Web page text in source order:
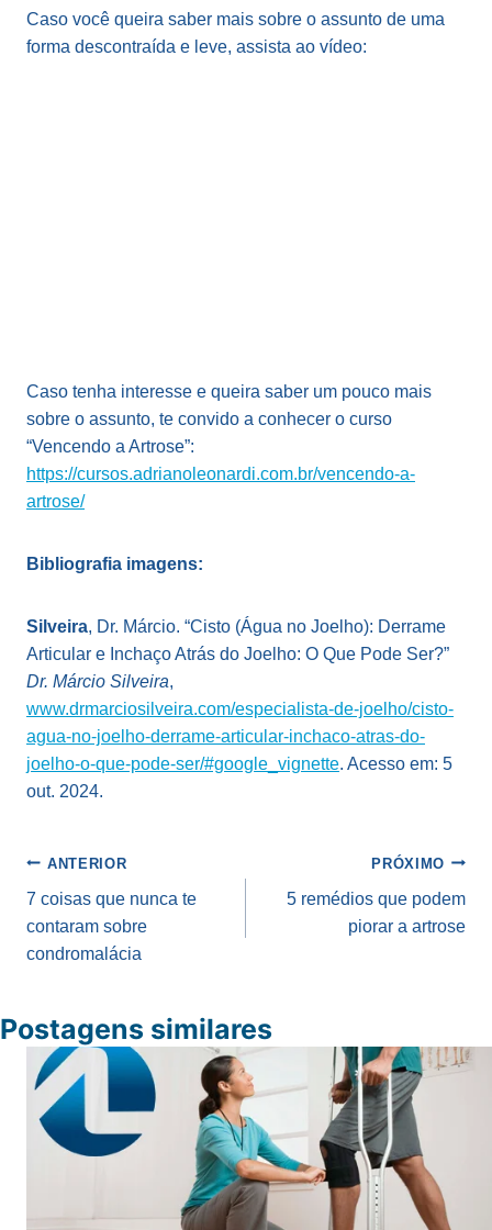
Caso você queira saber mais sobre o assunto de uma
forma descontraída e leve, assista ao vídeo:
Caso tenha interesse e queira saber um pouco mais
sobre o assunto, te convido a conhecer o curso
“Vencendo a Artrose”:
https://cursos.adrianoleonardi.com.br/vencendo-a-
artrose/
Bibliografia imagens:
Silveira, Dr. Márcio. “Cisto (Água no Joelho): Derrame
Articular e Inchaço Atrás do Joelho: O Que Pode Ser?”
Dr. Márcio Silveira,
www.drmarciosilveira.com/especialista-de-joelho/cisto-
agua-no-joelho-derrame-articular-inchaco-atras-do-
joelho-o-que-pode-ser/#google_vignette. Acesso em: 5
out. 2024.
Navegação
de
Post
ANTERIOR
7 coisas que nunca te
contaram sobre
condromalácia
PRÓXIMO
5 remédios que podem
piorar a artrose
Postagens similares